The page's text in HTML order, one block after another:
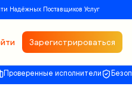
Надёжных Поставщиков Услуг
Зарегистрироваться
Проверенные исполнители